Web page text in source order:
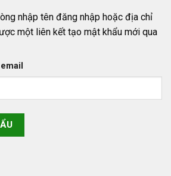
nhập tên đăng nhập hoặc địa chỉ
một liên kết tạo mật khẩu mới qua